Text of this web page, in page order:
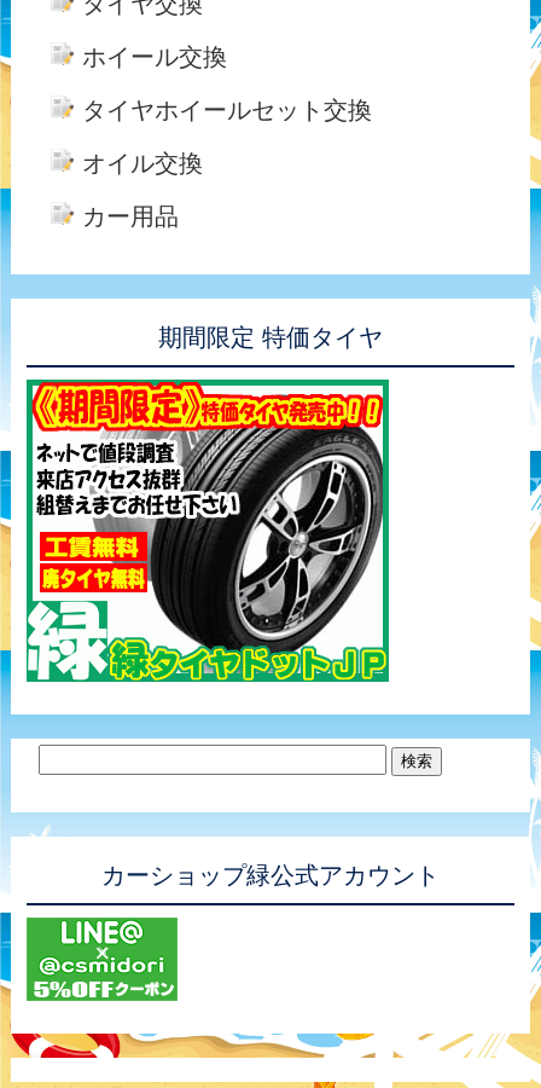
ホイール交換
タイヤホイールセット交換
オイル交換
カー用品
期間限定 特価タイヤ
カーショップ緑公式アカウント